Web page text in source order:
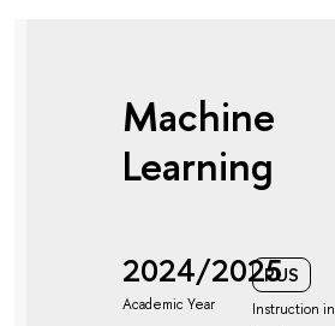
Machine
Learning
2024/2025
Academic Year
RUS
Instruction in